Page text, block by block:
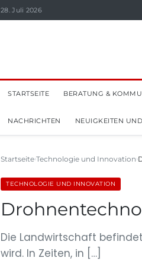
28. Juli 2026
STARTSEITE BERATUNG &
NACHRICHTEN NEUIGKEITEN
Startseite Technologie und Innovation
TECHNOLOGIE UND INNOVATION
Die Landwirtschaft
wird. In Zeiten, in […]